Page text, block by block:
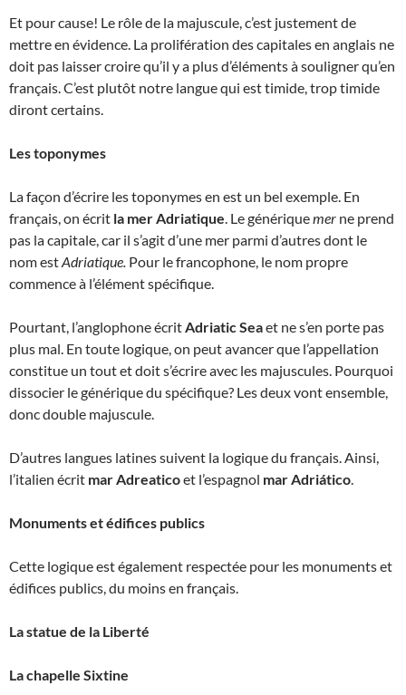
Et pour cause! Le rôle de la majuscule, c’est justement de
mettre en évidence. La prolifération des capitales en anglais ne
doit pas laisser croire qu’il y a plus d’éléments à souligner qu’en
français. C’est plutôt notre langue qui est timide, trop timide
diront certains.
Les toponymes
La façon d’écrire les toponymes en est un bel exemple. En
français, on écrit la mer Adriatique. Le génériquemer ne prend
pas la capitale, car il s’agit d’une mer parmi d’autres dont le
nom estAdriatique. Pour le francophone, le nom propre
commence à l’élément spécifique.
Pourtant, l’anglophone écritAdriatic Seaet ne s’en porte pas
plus mal. En toute logique, on peut avancer que l’appellation
constitue un tout et doit s’écrire avec les majuscules. Pourquoi
dissocier le générique du spécifique? Les deux vont ensemble,
donc double majuscule.
D’autres langues latines suivent la logique du français. Ainsi,
l’italien écrit mar Adreaticoet l’espagnol mar Adriático.
Monuments et édifices publics
Cette logique est également respectée pour les monuments et
édifices publics, du moins en français.
La statue de la Liberté
La chapelle Sixtine